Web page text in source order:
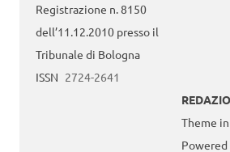
Registrazione n. 8150
dell’11.12.2010 presso il
Tribunale di Bologna
ISSN 2724-2641
Theme
Powered